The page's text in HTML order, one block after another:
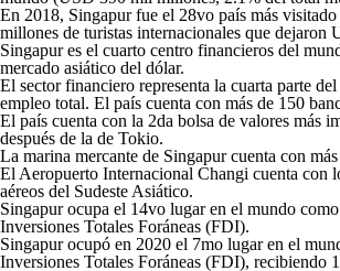
En 2018, Singapur fue el 28vo país más
millones de turistas internacionales que dejaron
Singapur es el cuarto centro financieros del
mercado asiático del dólar.
El sector financiero representa la cuarta parte
empleo total. El país cuenta con más de 150
El país cuenta con la 2da bolsa de valores más
después de la de Tokio.
La marina mercante de Singapur cuenta con
El Aeropuerto Internacional Changi cuenta con
aéreos del Sudeste Asiático.
Singapur ocupa el 14vo lugar en el mundo
Inversiones Totales Foráneas (FDI).
Singapur ocupó en 2020 el 7mo lugar en el
Inversiones Totales Foráneas (FDI), recibiendo